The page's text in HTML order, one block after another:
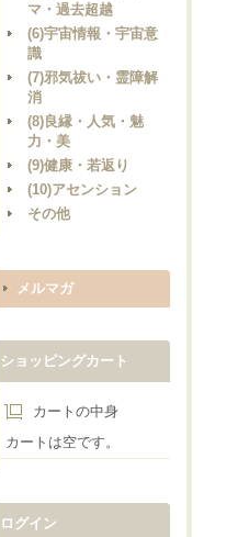
マ・過去超越
(6)宇宙情報・宇宙意
識
(7)邪気祓い・霊障解
消
(8)良縁・人気・魅
力・美
(9)健康・若返り
(10)アセンション
その他
メルマガ
ショッピングカート
カートの中身
カートは空です。
ログイン